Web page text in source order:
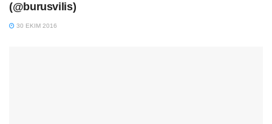
(@burusvilis)
30 EKIM 2016